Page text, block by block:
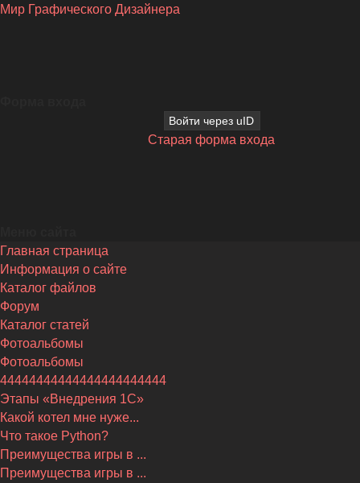
Мир Графического Дизайнера
Войти через uID
Старая форма входа
Главная страница
Информация о сайте
Каталог файлов
Форум
Каталог статей
Фотоальбомы
Фотоальбомы
44444444444444444444444
Этапы «Внедрения 1С»
Какой котел мне нуже...
Что такое Python?
Преимущества игры в ...
Преимущества игры в ...